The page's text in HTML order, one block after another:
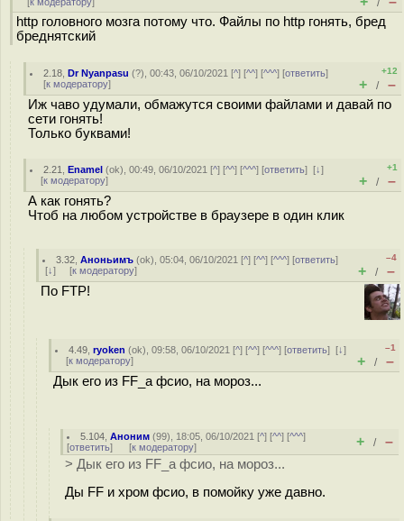
/
http головного мозга потому что. Файлы по http гонять, бред
бреднятский
2.18 ,Dr Nyanpasu (?), 00:43, 06/10/2021 [^] [^^] [^^^] [ответить]
[к модератору]
+12
+ / –
Иж чаво удумали, обмажутся своими файлами и давай по
сети гонять!
Только буквами!
2.21 ,Enamel (ok), 00:49, 06/10/2021 [^] [^^] [^^^] [ответить][↓]
[к модератору]
+1
+ / –
А как гонять?
Чтоб на любом устройстве в браузере в один клик
3.32 ,Аноньимъ (ok), 05:04, 06/10/2021 [^] [^^] [^^^] [ответить]
[↓] [к модератору]
–4
+ / –
По FTP!
4.49 ,ryoken (ok), 09:58, 06/10/2021 [^] [^^] [^^^] [ответить][↓]
[к модератору]
–1
+ / –
Дык его из FF_а фсио, на мороз...
5.104 ,Аноним (99), 18:05, 06/10/2021 [^] [^^] [^^^]
[ответить] [к модератору] + / –
> Дык его из FF_а фсио, на мороз...
Ды FF и хром фсио, в помойку уже давно.